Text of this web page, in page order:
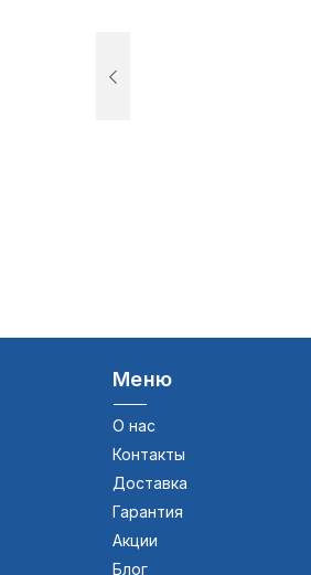
Меню
О нас
Контакты
Доставка
Гарантия
Акции
Блог